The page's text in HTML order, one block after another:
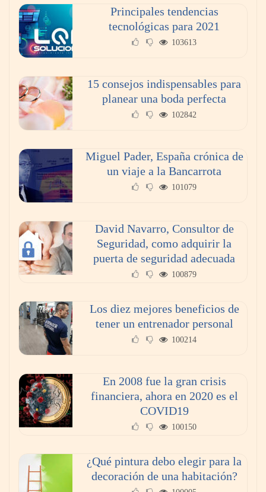
¿Vender tu piso por tu cuenta o con
inmobiliaria? Lo que nadie te cuenta sobre el
ahorro real.
Poda de árboles en altura: técnicas, criterios y
seguridad para un mantenimiento eficiente
La poda de árboles perfecta: ¿Cuándo y
cómo?
Principales tendencias
tecnológicas para 2021
103613
15 consejos indispensables para
planear una boda perfecta
102842
Miguel Pader, España crónica de
un viaje a la Bancarrota
101079
David Navarro, Consultor de
Seguridad, como adquirir la
puerta de seguridad adecuada
100879
Los diez mejores beneficios de
tener un entrenador personal
100214
En 2008 fue la gran crisis
financiera, ahora en 2020 es el
COVID19
100150
¿Qué pintura debo elegir para la
decoración de una habitación?